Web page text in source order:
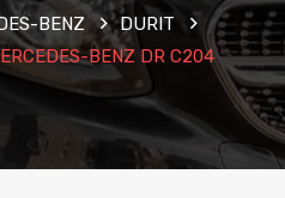
BENZ
DURIT
BENZ DR C204